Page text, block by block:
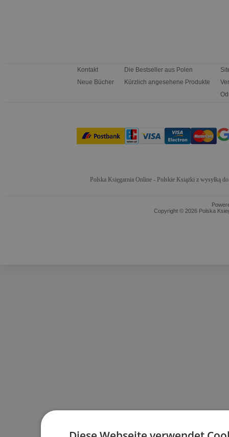
Kontakt
Neue Bücher
Die Bestseller aus Polen
Kürzlich angesehene Produkte
Polska Księgarnia Online - Polskie Książki z wysyłką
Copyright © 2026 Polska